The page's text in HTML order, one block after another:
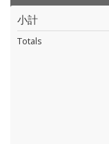
小計
Totals